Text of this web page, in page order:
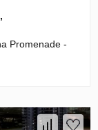
Promenade -